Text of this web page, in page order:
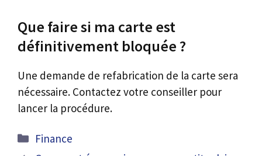
Que faire si ma carte est
définitivement bloquée ?
Une demande de refabrication de la carte sera
nécessaire. Contactez votre conseiller pour
lancer la procédure.
Catégories
Finance